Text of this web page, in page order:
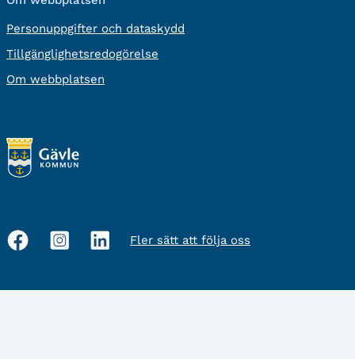
Personuppgifter och dataskydd
Tillgänglighetsredogörelse
Om webbplatsen
Sociala
Fler sätt att följa oss